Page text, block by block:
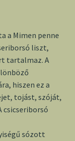
a Mimen penne
liszt,
tartalmaz. A
hiszen ez a
tojást, szóját,
csicseriborsó
sózott